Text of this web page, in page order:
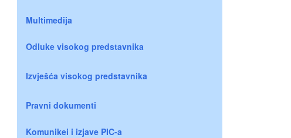
Multimedija
Odluke visokog predstavnika
Izvješća visokog predstavnika
Pravni dokumenti
Komunikei i izjave PIC-a